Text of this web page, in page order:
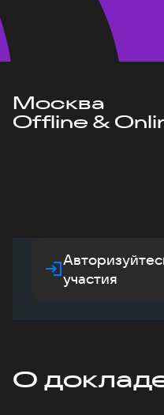
Москва
Offline &
участия
О